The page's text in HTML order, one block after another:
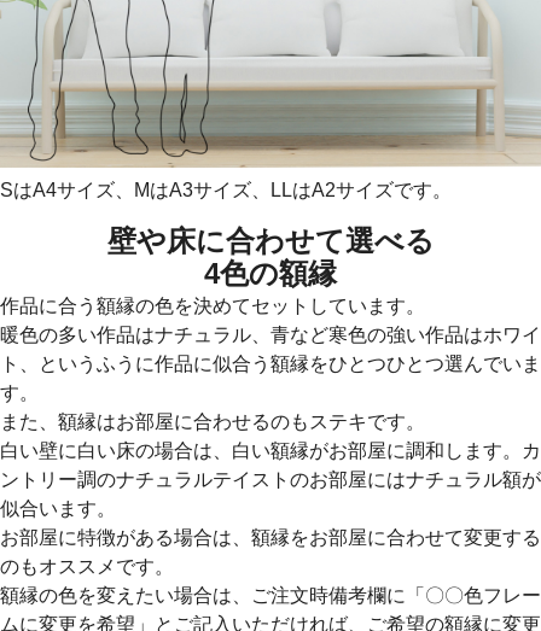
SはA4サイズ、MはA3サイズ、LLはA2サイズです。
壁や床に合わせて選べる
4色の額縁
作品に合う額縁の色を決めてセットしています。
暖色の多い作品はナチュラル、青など寒色の強い作品はホワイ
ト、というふうに作品に似合う額縁をひとつひとつ選んでいま
す。
また、額縁はお部屋に合わせるのもステキです。
白い壁に白い床の場合は、白い額縁がお部屋に調和します。カ
ントリー調のナチュラルテイストのお部屋にはナチュラル額が
似合います。
お部屋に特徴がある場合は、額縁をお部屋に合わせて変更する
のもオススメです。
額縁の色を変えたい場合は、ご注文時備考欄に「〇〇色フレー
ムに変更を希望」とご記入いただければ、ご希望の額縁に変更